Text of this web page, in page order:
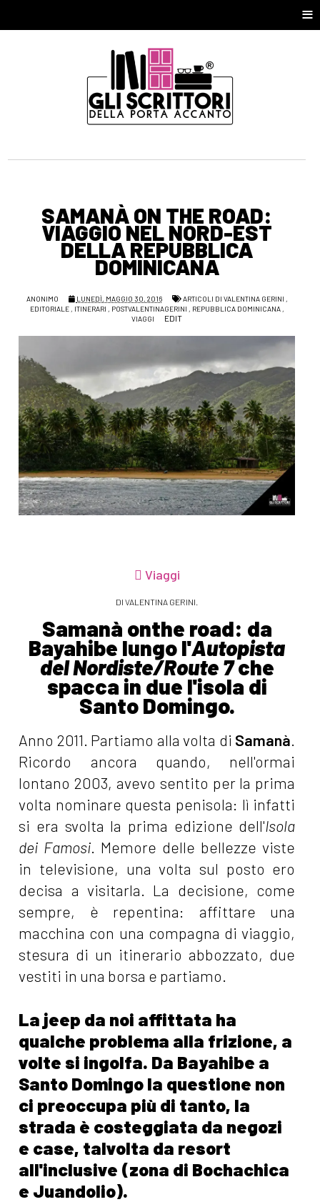
≡
SAMANÀ ON THE ROAD:
VIAGGIO NEL NORD-EST
DELLA REPUBBLICA
DOMINICANA
ANONIMO LUNEDÌ, MAGGIO 30, 2016 ARTICOLI DI VALENTINA GERINI ,
EDITORIALE, ITINERARI , POSTVALENTINAGERINI , REPUBBLICA DOMINICANA,
VIAGGI
EDIT
Viaggi
DI VALENTINA GERINI.
Samanà onthe road: da
Bayahibe lungo l'Autopista
del Nordiste/Route 7che
spacca in due l'isola di
Santo Domingo.
Anno 2011. Partiamo alla volta di Samanà
Ricordo ancora quando, nell'ormai
lontano 2003, avevo sentito per la prima
volta nominare questa penisola: lì infatti
si era svolta la prima edizione dell'Isola
dei Famosi . Memore delle bellezze viste
in televisione, una volta sul posto ero
decisa a visitarla. La decisione, come
sempre, è repentina: affittare una
macchina con una compagna di viaggio,
stesura di un itinerario abbozzato, due
vestiti in una borsa e partiamo.
La jeep da noi affittata ha
qualche problema alla frizione, a
volte si ingolfa. Da Bayahibe a
Santo Domingo la questione non
ci preoccupa più di tanto, la
strada è costeggiata da negozi
e case, talvolta da resort
all'inclusive (zona di Bochachica
e Juandolio).